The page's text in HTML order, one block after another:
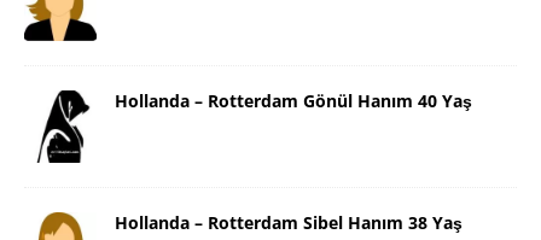
Hollanda – Rotterdam Gönül Hanım 40 Yaş
Hollanda – Rotterdam Sibel Hanım 38 Yaş